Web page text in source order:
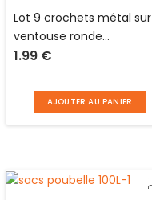
Lot 9 crochets métal sur
ventouse ronde
transparente Home
1.99 €
AJOUTER AU PANIER